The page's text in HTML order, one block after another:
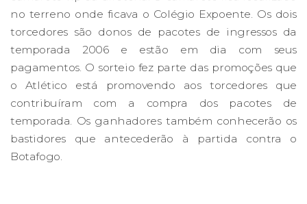
no terreno onde ficava o Colégio Expoente. Os dois
torcedores são donos de pacotes de ingressos da
temporada 2006 e estão em dia com seus
pagamentos. O sorteio fez parte das promoções que
o Atlético está promovendo aos torcedores que
contribuíram com a compra dos pacotes de
temporada. Os ganhadores também conhecerão os
bastidores que antecederão à partida contra o
Botafogo.